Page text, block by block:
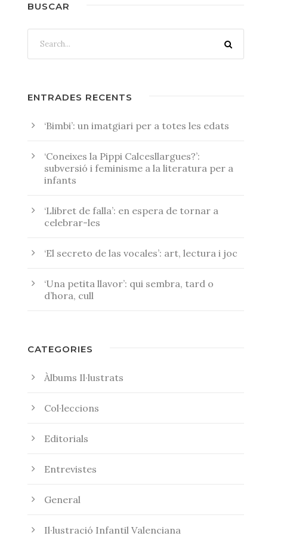
BUSCAR
ENTRADES RECENTS
‘Bimbi’: un imatgiari per a totes les edats
‘Coneixes la Pippi Calcesllargues?’:
subversió i feminisme a la literatura per a
infants
‘Llibret de falla’: en espera de tornar a
celebrar-les
‘El secreto de las vocales’: art, lectura i joc
‘Una petita llavor’: qui sembra, tard o
d’hora, cull
CATEGORIES
Àlbums Il·lustrats
Col·leccions
Editorials
Entrevistes
General
Il·lustració Infantil Valenciana